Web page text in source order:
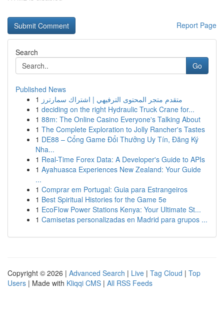
Report Page
Search
Go
Published News
1 متقدم متجر المحتوى الترفيهي | اشتراك سمارترز
1 deciding on the right Hydraulic Truck Crane for...
1 88m: The Online Casino Everyone's Talking About
1 The Complete Exploration to Jolly Rancher's Tastes
1 DE88 – Cổng Game Đổi Thưởng Uy Tín, Đăng Ký
Nha...
1 Real-Time Forex Data: A Developer's Guide to APIs
1 Ayahuasca Experiences New Zealand: Your Guide
...
1 Comprar em Portugal: Guia para Estrangeiros
1 Best Spiritual Histories for the Game 5e
1 EcoFlow Power Stations Kenya: Your Ultimate St...
1 Camisetas personalizadas en Madrid para grupos ...
Copyright © 2026 | Advanced Search | Live | Tag Cloud | Top
Users | Made with Kliqqi CMS | All RSS Feeds